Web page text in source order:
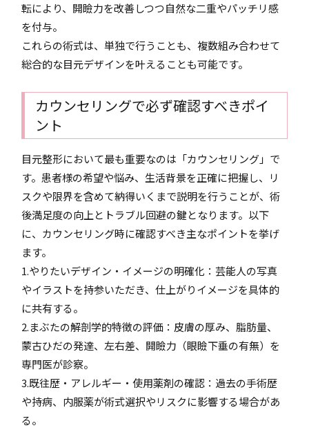
転により、開瞼力を改善しつつ自然な二重やパッチリ感
を付与。
これらの術式は、単独で行うことも、複数組み合わせて
総合的な目元デザインを叶えることも可能です。
カウンセリングで必ず確認すべきポイ
ント
目元整形において最も重要なのは「カウンセリング」で
す。患者様の希望や悩み、生活背景を正確に把握し、リ
スクや限界を含めて納得いくまで説明を行うことが、術
後満足度の向上とトラブル回避の鍵となります。以下
に、カウンセリング時に確認すべき主なポイントを挙げ
ます。
1.やりたいデザイン・イメージの明確化：芸能人の写真
やイラストを持参いただき、仕上がりイメージを具体的
に共有する。
2.まぶたの解剖学的特徴の評価：皮膚の厚み、脂肪量、
蒙古ひだの発達、左右差、開瞼力（眼瞼下垂の有無）を
専門医が診察。
3.既往歴・アレルギー・使用薬剤の確認：過去の手術歴
や持病、内服薬が術式選択やリスクに影響する場合があ
る。